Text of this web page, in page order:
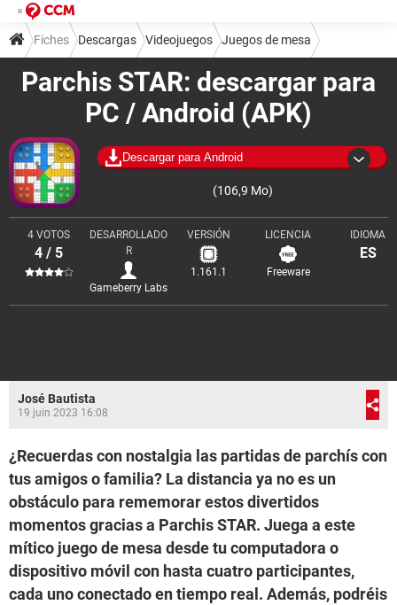
Parchis STAR: descargar para
PC / Android (APK)
Descargar para Android
(106,9 Mo)
4 VOTOS
4 / 5
DESARROLLADO
R
Gameberry Labs
VERSIÓN
1.161.1
LICENCIA
Freeware
IDIOMA
ES
Fiches Descargas Videojuegos Juegos de mesa
José Bautista
19 juin 2023 16:08
¿Recuerdas con nostalgia las partidas de parchís con
tus amigos o familia? La distancia ya no es un
obstáculo para rememorar estos divertidos
momentos gracias a Parchis STAR. Juega a este
mítico juego de mesa desde tu computadora o
dispositivo móvil con hasta cuatro participantes,
cada uno conectado en tiempo real. Además, podréis